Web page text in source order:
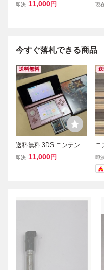
即決 11,000円 現
今すぐ落札できる商品
送料無料
送料無料 3DS ニンテンド
ー3DS 本体 ミスティピン
即決 11,000円
ニ
き
即